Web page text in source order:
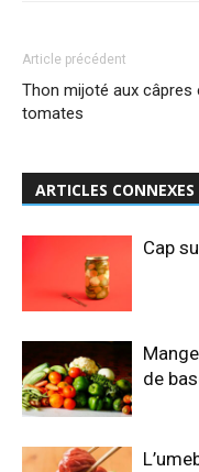
Article précédent
Thon mijoté aux câpres
tomates
ARTICLES CONNEXES
Cap
de